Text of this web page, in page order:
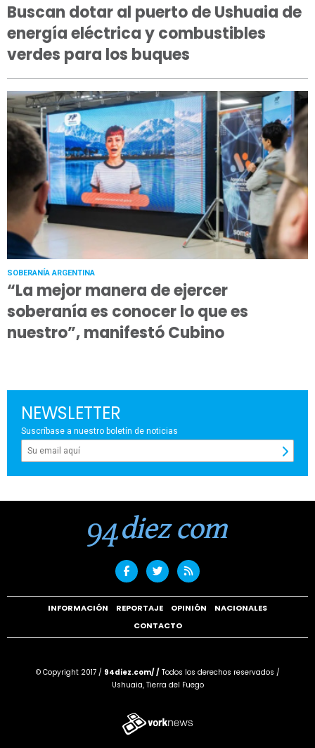
Buscan dotar al puerto de Ushuaia de
energía eléctrica y combustibles
verdes para los buques
SOBERANÍA ARGENTINA
“La mejor manera de ejercer
soberanía es conocer lo que es
nuestro”, manifestó Cubino
NEWSLETTER
Suscríbase a nuestro boletín de noticias
INFORMACIÓN REPORTAJE OPINIÓN
NACIONALES
CONTACTO
© Copyright 2017 / 94diez.com/ /Todos los derechos reservados /
Ushuaia, Tierra del Fuego